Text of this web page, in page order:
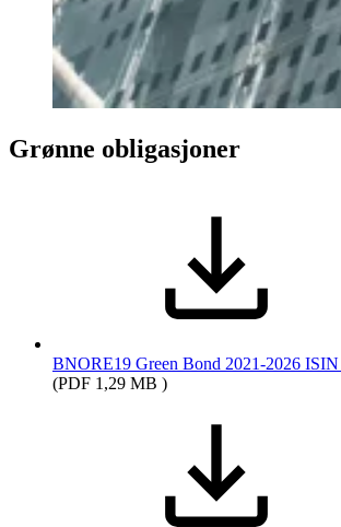
Grønne obligasjoner
BNORE19 Green Bond 2021-2026
(PDF 1,29 MB )